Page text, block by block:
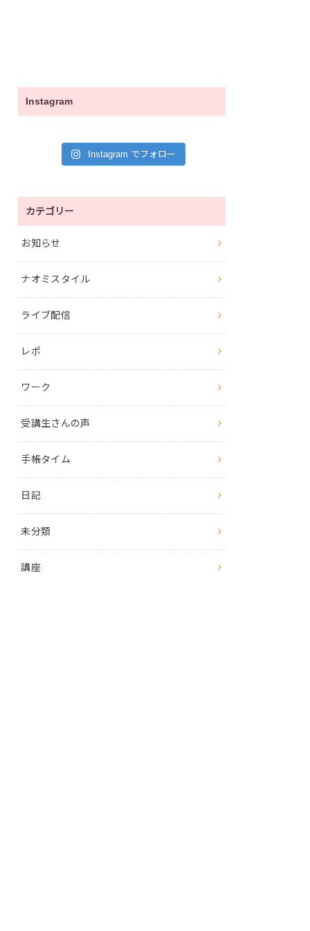
Instagram
Instagram でフォロー
カテゴリー
お知らせ
ナオミスタイル
ライブ配信
レポ
ワーク
受講生さんの声
手帳タイム
日記
未分類
講座